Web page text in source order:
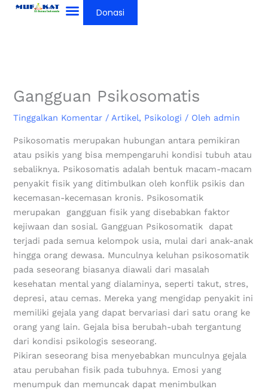
Lewati
Donasi
Gangguan Psikosomatis
Tinggalkan Komentar /Artikel, Psikologi / Oleh admin
Psikosomatis merupakan hubungan antara pemikiran
atau psikis yang bisa mempengaruhi kondisi tubuh atau
sebaliknya. Psikosomatis adalah bentuk macam-macam
penyakit fisik yang ditimbulkan oleh konflik psikis dan
kecemasan-kecemasan kronis. Psikosomatik
merupakan gangguan fisik yang disebabkan faktor
kejiwaan dan sosial. Gangguan Psikosomatik dapat
terjadi pada semua kelompok usia, mulai dari anak-anak
hingga orang dewasa. Munculnya keluhan psikosomatik
pada seseorang biasanya diawali dari masalah
kesehatan mental yang dialaminya, seperti takut, stres,
depresi, atau cemas. Mereka yang mengidap penyakit ini
memiliki gejala yang dapat bervariasi dari satu orang ke
orang yang lain. Gejala bisa berubah-ubah tergantung
dari kondisi psikologis seseorang.
Pikiran seseorang bisa menyebabkan munculnya gejala
atau perubahan fisik pada tubuhnya. Emosi yang
menumpuk dan memuncak dapat menimbulkan